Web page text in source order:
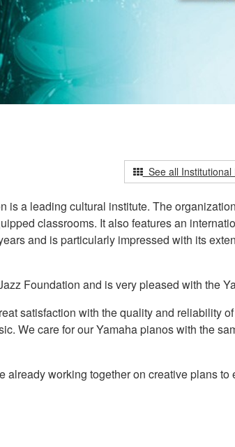
See all Institutional
is a leading cultural institute. The
classrooms. It also features an
and is particularly impressed with its
Foundation and is very pleased with the
satisfaction with the quality and reliability
We care for our Yamaha pianos with the
working together on creative plans